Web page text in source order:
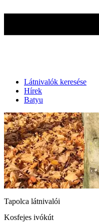
Látnivalók keresése
Hírek
Batyu
Tapolca látnivalói
Kosfejes ivókút